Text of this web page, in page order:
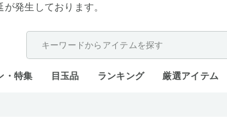
発生しております。
・特集 目玉品 ランキング 厳選アイテム